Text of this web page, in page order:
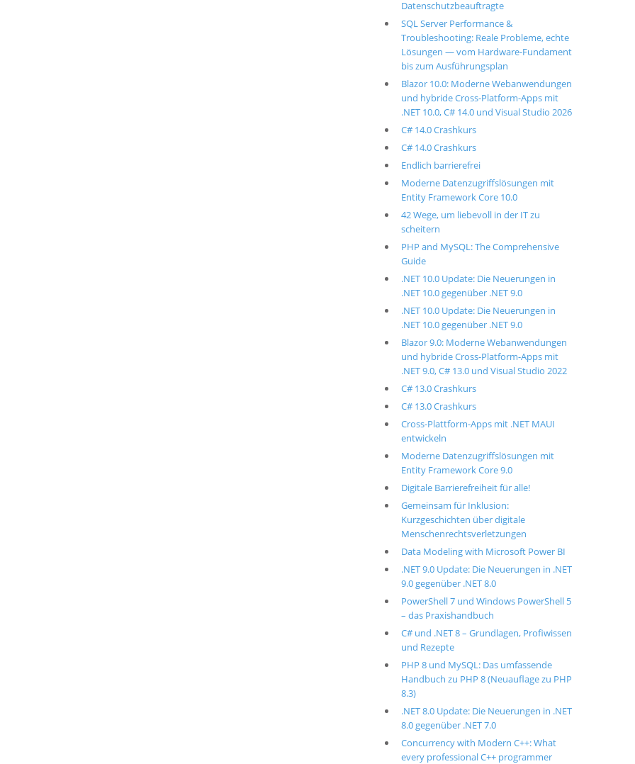
Datenschutzbeauftragte
SQL Server Performance &
Troubleshooting: Reale Probleme, echte
Lösungen — vom Hardware-Fundament
bis zum Ausführungsplan
Blazor 10.0: Moderne Webanwendungen
und hybride Cross-Platform-Apps mit
.NET 10.0, C# 14.0 und Visual Studio 2026
C# 14.0 Crashkurs
C# 14.0 Crashkurs
Endlich barrierefrei
Moderne Datenzugriffslösungen mit
Entity Framework Core 10.0
42 Wege, um liebevoll in der IT zu
scheitern
PHP and MySQL: The Comprehensive
Guide
.NET 10.0 Update: Die Neuerungen in
.NET 10.0 gegenüber .NET 9.0
.NET 10.0 Update: Die Neuerungen in
.NET 10.0 gegenüber .NET 9.0
Blazor 9.0: Moderne Webanwendungen
und hybride Cross-Platform-Apps mit
.NET 9.0, C# 13.0 und Visual Studio 2022
C# 13.0 Crashkurs
C# 13.0 Crashkurs
Cross-Plattform-Apps mit .NET MAUI
entwickeln
Moderne Datenzugriffslösungen mit
Entity Framework Core 9.0
Digitale Barrierefreiheit für alle!
Gemeinsam für Inklusion:
Kurzgeschichten über digitale
Menschenrechtsverletzungen
Data Modeling with Microsoft Power BI
.NET 9.0 Update: Die Neuerungen in .NET
9.0 gegenüber .NET 8.0
PowerShell 7 und Windows PowerShell 5
– das Praxishandbuch
C# und .NET 8 – Grundlagen, Profiwissen
und Rezepte
PHP 8 und MySQL: Das umfassende
Handbuch zu PHP 8 (Neuauflage zu PHP
8.3)
.NET 8.0 Update: Die Neuerungen in .NET
8.0 gegenüber .NET 7.0
Concurrency with Modern C++: What
every professional C++ programmer